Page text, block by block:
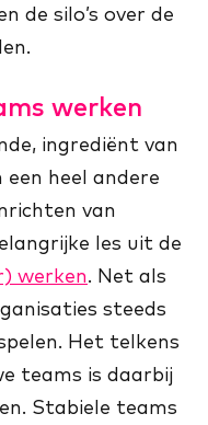
de silo’s over de
werken
ingrediënt van
heel andere
van
les uit de
werken. Net als
steeds
Het telkens
teams is daarbij
Stabiele teams